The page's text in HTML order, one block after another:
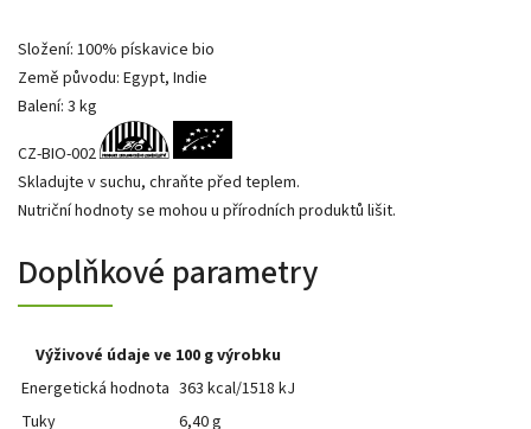
Složení: 100% pískavice bio
Země původu: Egypt, Indie
Balení: 3 kg
CZ-BIO-002
Skladujte v suchu, chraňte před teplem.
Nutriční hodnoty se mohou u přírodních produktů lišit.
Doplňkové parametry
Výživové údaje ve 100 g výrobku
Energetická hodnota 363 kcal/1518 kJ
Tuky
6,40 g